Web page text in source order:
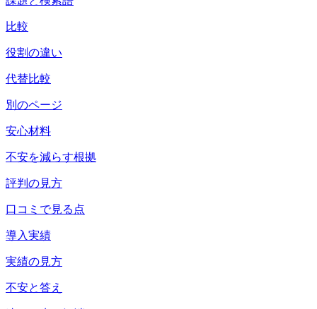
比較
役割の違い
代替比較
別のページ
安心材料
不安を減らす根拠
評判の見方
口コミで見る点
導入実績
実績の見方
不安と答え